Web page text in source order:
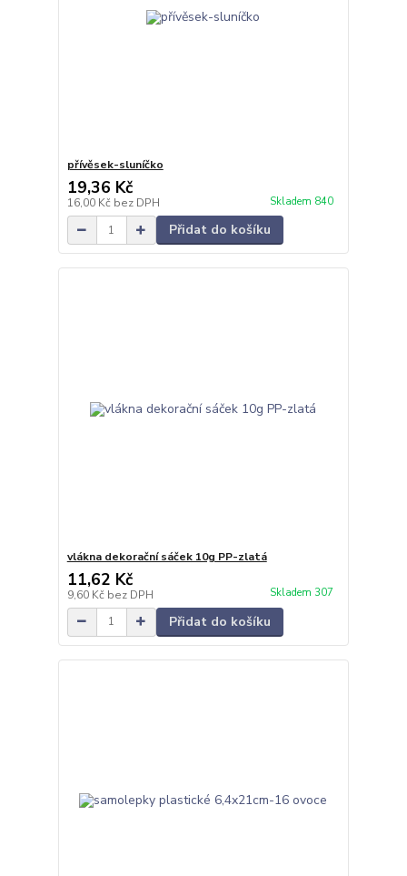
přívěsek-sluníčko
19,36 Kč
16,00 Kč bez DPH Skladem 840
Přidat do košíku
vlákna dekorační sáček 10g PP-zlatá
11,62 Kč
9,60 Kč bez DPH Skladem 307
Přidat do košíku